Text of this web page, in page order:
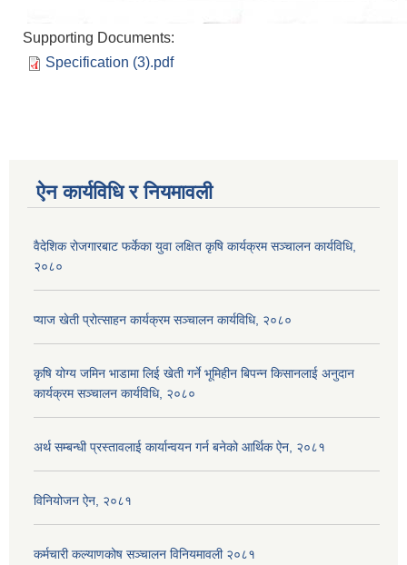
Supporting Documents:
Specification (3).pdf
ऐन कार्यविधि र नियमावली
वैदेशिक रोजगारबाट फर्केका युवा लक्षित कृषि कार्यक्रम सञ्चालन कार्यविधि,
२०८०
प्याज खेती प्रोत्साहन कार्यक्रम सञ्चालन कार्यविधि, २०८०
कृषि योग्य जमिन भाडामा लिई खेती गर्ने भूमिहीन बिपन्न किसानलाई अनुदान
कार्यक्रम सञ्चालन कार्यविधि, २०८०
अर्थ सम्बन्धी प्रस्तावलाई कार्यान्वयन गर्न बनेको आर्थिक ऐन, २०८१
विनियोजन ऐन, २०८१
कर्मचारी कल्याणकोष सञ्चालन विनियमावली २०८१